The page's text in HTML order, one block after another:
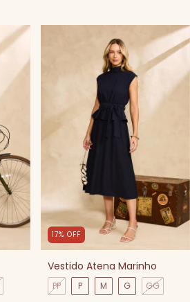
17% OFF
Vestido Atena Marinho
PP P M G GG